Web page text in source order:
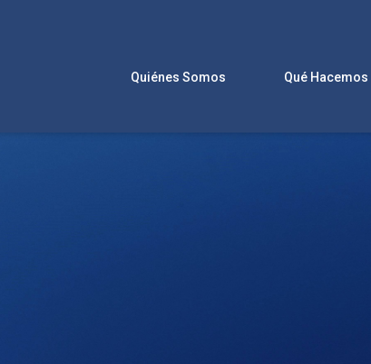
Quiénes Somos Qué Hacemos